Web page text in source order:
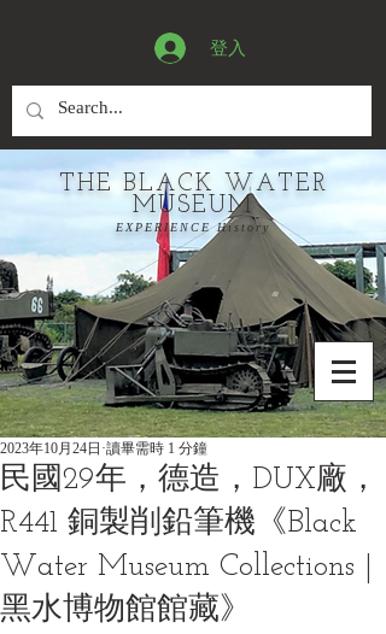
登入
THE BLACK WATER
MUSEUM
EXPERIENCE History
民國29年，德造，DUX廠，
R441 銅製削鉛筆機《Black
Water Museum Collections |
黑水博物館館藏》
2023年10月24日 讀畢需時 1 分鐘